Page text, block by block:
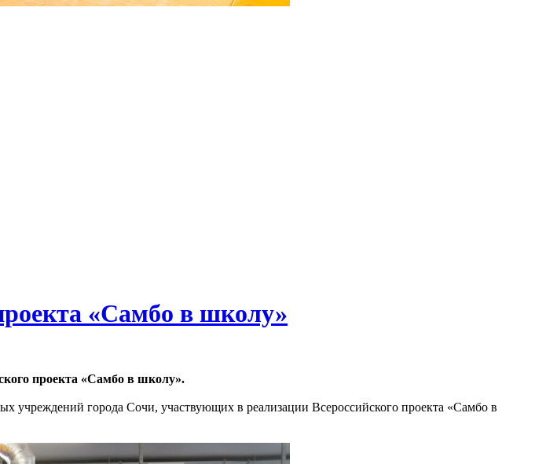
«Самбо в школу»
проекта «Самбо в школу».
учреждений города Сочи, участвующих в реализации Всероссийского проекта «Самбо в